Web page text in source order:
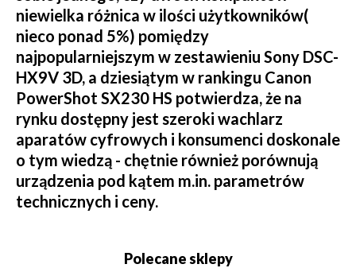
niewielka różnica w ilości użytkowników(
nieco ponad 5%) pomiędzy
najpopularniejszym w zestawieniu Sony DSC-
HX9V 3D, a dziesiątym w rankingu Canon
PowerShot SX230 HS potwierdza, że na
rynku dostępny jest szeroki wachlarz
aparatów cyfrowych i konsumenci doskonale
o tym wiedzą - chętnie również porównują
urządzenia pod kątem m.in. parametrów
technicznych i ceny.
Polecane sklepy